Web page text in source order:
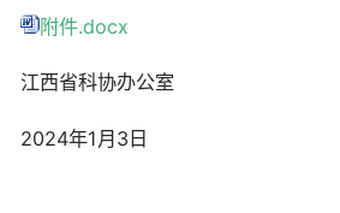
附件.docx
江西省科协办公室
2024年1月3日